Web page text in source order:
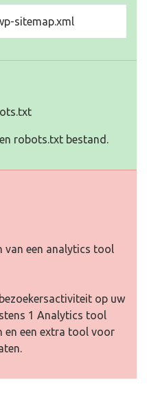
sitemap.xml
robots.txt bestand.
van een analytics tool
op uw
1 Analytics tool
en een extra tool voor